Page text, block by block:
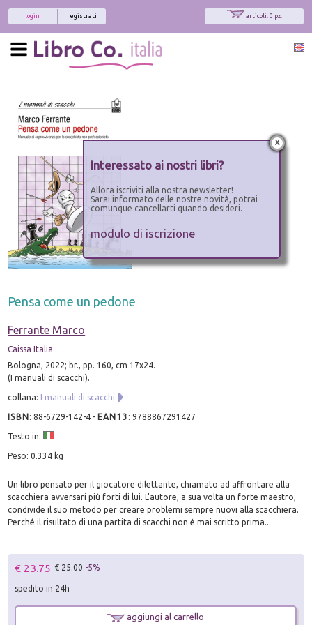
articoli: 0 pz.
registrati
login
Pensa come un pedone
Ferrante Marco
Caissa Italia
Bologna, 2022; br., pp. 160, cm 17x24.
(I manuali di scacchi).
collana: I manuali di scacchi
ISBN:88-6729-142-4 - EAN13 :9788867291427
Testo in:
Peso: 0.334 kg
Un libro pensato per il giocatore dilettante, chiamato ad affrontare alla
scacchiera avversari più forti di lui. L'autore, a sua volta un forte maestro,
condivide il suo metodo per creare problemi sempre nuovi alla scacchiera.
Perché il risultato di una partita di scacchi non è mai scritto prima...
€ 23.75 € 25.00 -5%
spedito in 24h
aggiungi al carrello
x
Interessato ai nostri libri?
Allora iscriviti alla nostra newsletter!
Sarai informato delle nostre novità, potrai
comunque cancellarti quando desideri.
modulo di iscrizione